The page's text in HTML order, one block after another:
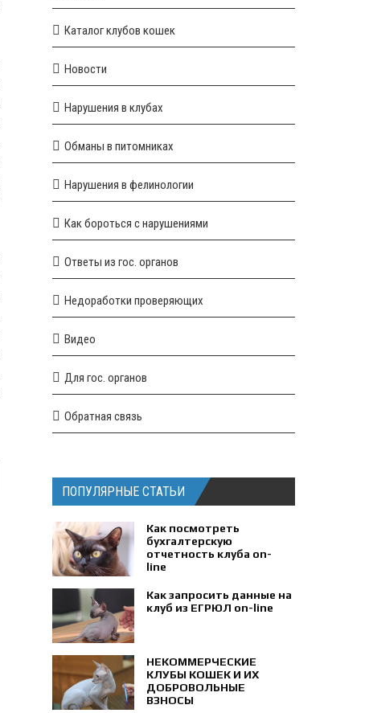
Каталог клубов кошек
Новости
Нарушения в клубах
Обманы в питомниках
Нарушения в фелинологии
Как бороться с нарушениями
Ответы из гос. органов
Недоработки проверяющих
Видео
Для гос. органов
Обратная связь
ПОПУЛЯРНЫЕ СТАТЬИ
Как посмотреть
бухгалтерскую
отчетность клуба on-
line
Как запросить данные на
клуб из ЕГРЮЛ on-line
НЕКОММЕРЧЕСКИЕ
КЛУБЫ КОШЕК И ИХ
ДОБРОВОЛЬНЫЕ
ВЗНОСЫ